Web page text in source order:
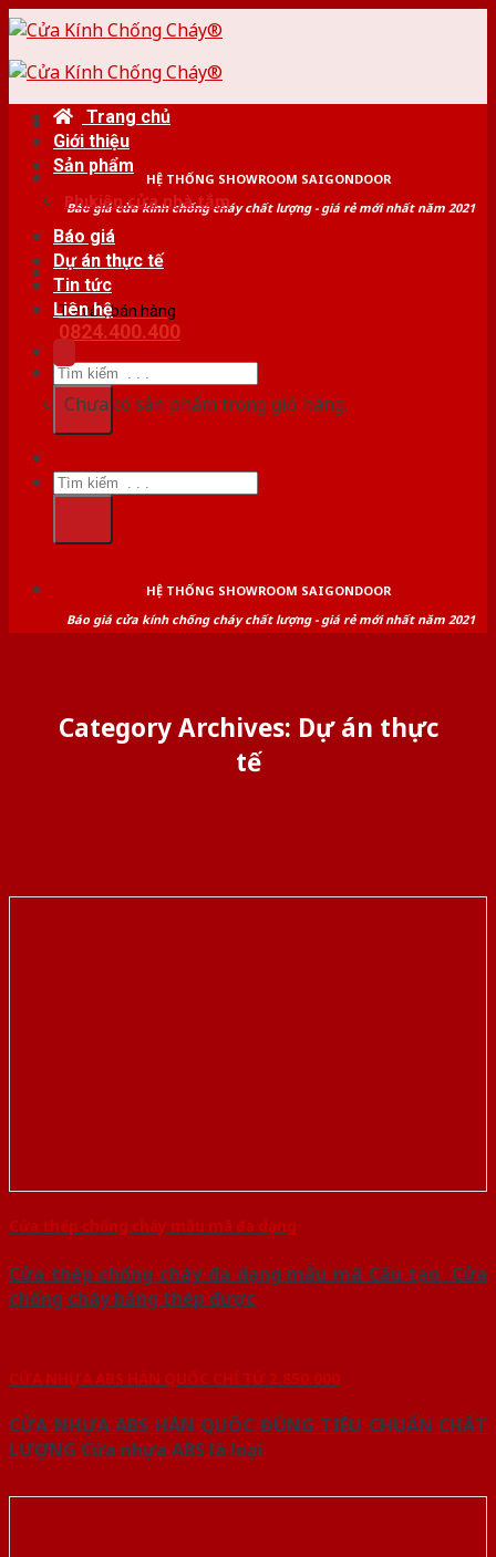
Skip
content
HỆ THỐNG SHOWROOM SAIGONDOOR
Báo giá cửa kính chống cháy chất lượng - giá rẻ mới nhất năm 2021
Tư vấn bán hàng
0824.400.400
Tìm
kiếm:
Trang chủ
Giới thiệu
Sản phẩm
Phụ kiện cửa nhà tắm
Báo giá
Dự án thực tế
Tin tức
Liên hệ
Chưa có sản phẩm trong giỏ hàng.
Tìm
kiếm:
HỆ THỐNG SHOWROOM SAIGONDOOR
Báo giá cửa kính chống cháy chất lượng - giá rẻ mới nhất năm 2021
Category Archives: Dự án thực
tế
Cửa thép chống cháy mẫu mã đa dạng
Cửa thép chống cháy đa dạng mẫu mã Cấu tạo Cửa
chống cháy bằng thép được
CỬA NHỰA ABS HÀN QUỐC CHỈ TỪ 2.850.000
CỬA NHỰA ABS HÀN QUỐC ĐÚNG TIÊU CHUẨN CHẤT
LƯỢNG Cửa nhựa ABS là loại